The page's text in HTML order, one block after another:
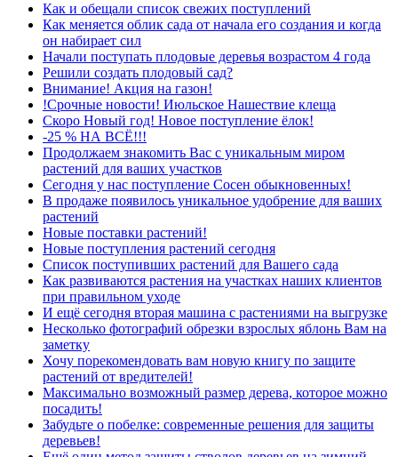
Как и обещали список свежих поступлений
Как меняется облик сада от начала его создания и когда
он набирает сил
Начали поступать плодовые деревья возрастом 4 года
Решили создать плодовый сад?
Внимание! Акция на газон!
!Срочные новости! Июльское Нашествие клеща
Скоро Новый год! Новое поступление ёлок!
-25 % НА ВСЁ!!!
Продолжаем знакомить Вас с уникальным миром
растений для ваших участков
Сегодня у нас поступление Сосен обыкновенных!
В продаже появилось уникальное удобрение для ваших
растений
Новые поставки растений!
Новые поступления растений сегодня
Список поступивших растений для Вашего сада
Как развиваются растения на участках наших клиентов
при правильном уходе
И ещё сегодня вторая машина с растениями на выгрузке
Несколько фотографий обрезки взрослых яблонь Вам на
заметку
Хочу порекомендовать вам новую книгу по защите
растений от вредителей!
Максимально возможный размер дерева, которое можно
посадить!
Забудьте о побелке: современные решения для защиты
деревьев!